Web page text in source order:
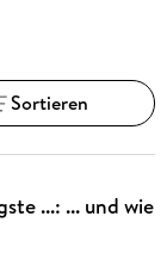
Sortieren
...: ... und wie